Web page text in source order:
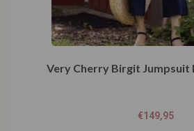
Very Cherry Birgit Jumpsuit
€149,95